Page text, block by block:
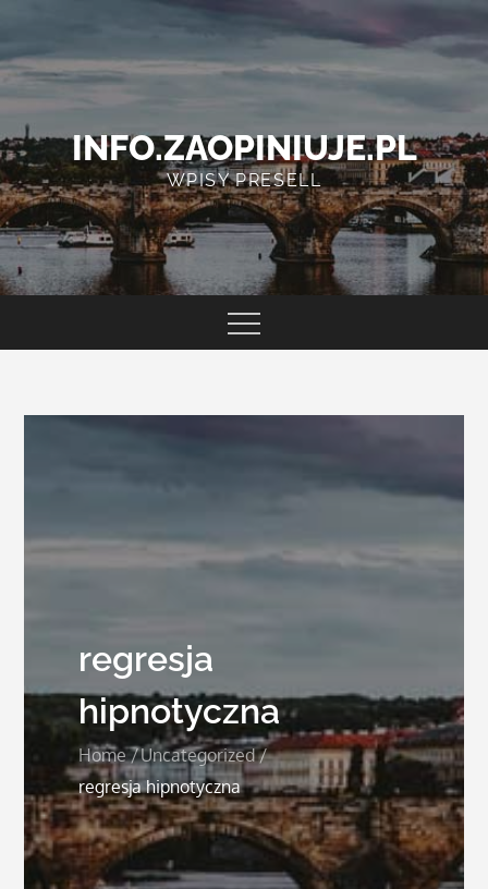
content
INFO.ZAOPINIUJE.PL
WPISY PRESELL
regresja
hipnotyczna
Home
Uncategorized
regresja hipnotyczna